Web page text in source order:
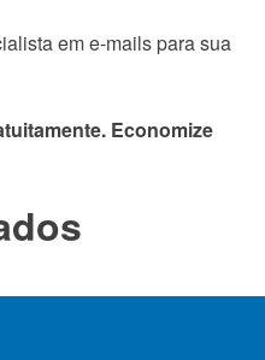
em e-mails para sua
Economize